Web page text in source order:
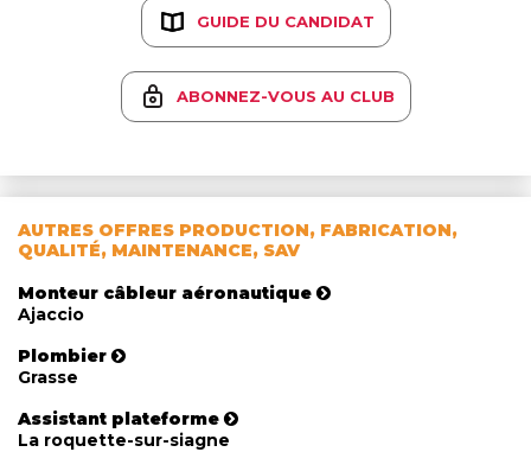
GUIDE DU CANDIDAT
ABONNEZ-VOUS AU CLUB
AUTRES OFFRES PRODUCTION, FABRICATION,
QUALITÉ, MAINTENANCE, SAV
Monteur câbleur aéronautique
Ajaccio
Plombier
Grasse
Assistant plateforme
La roquette-sur-siagne